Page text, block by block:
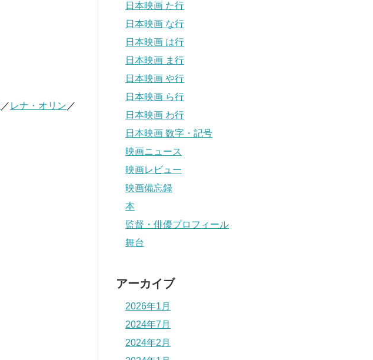
／ レナ・オリン ／
日本映画 た行
日本映画 な行
日本映画 は行
日本映画 ま行
日本映画 や行
日本映画 ら行
日本映画 わ行
日本映画 数字・記号
映画ニュース
映画レビュー
映画備忘録
本
監督・俳優プロフィール
舞台
アーカイブ
2026年1月
2024年7月
2024年2月